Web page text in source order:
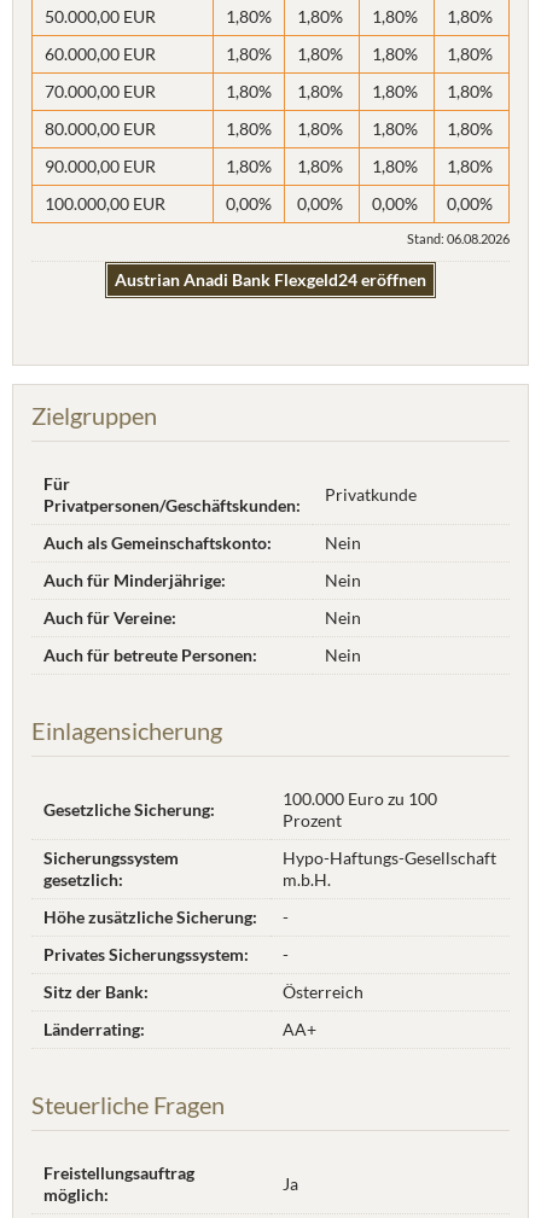
50.000,00 EUR
1,80% 1,80% 1,80%
1,80%
60.000,00 EUR
1,80% 1,80% 1,80%
1,80%
70.000,00 EUR
1,80% 1,80% 1,80%
1,80%
80.000,00 EUR
1,80% 1,80% 1,80%
1,80%
90.000,00 EUR
1,80% 1,80% 1,80%
1,80%
100.000,00 EUR
0,00% 0,00% 0,00% 0,00%
Stand: 06.08.2026
Austrian Anadi Bank Flexgeld24 eröffnen
Zielgruppen
Für
Privatpersonen/Geschäftskunden:
Privatkunde
Auch als Gemeinschaftskonto:
Nein
Auch für Minderjährige:
Nein
Auch für Vereine:
Nein
Auch für betreute Personen:
Nein
Einlagensicherung
Gesetzliche Sicherung:
100.000 Euro zu 100
Prozent
Sicherungssystem
gesetzlich:
Hypo-Haftungs-Gesellschaft
m.b.H.
Höhe zusätzliche Sicherung:
-
Privates Sicherungssystem:
-
Sitz der Bank:
Österreich
Länderrating:
AA+
Steuerliche Fragen
Freistellungsauftrag
möglich:
Ja